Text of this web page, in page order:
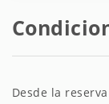
Desde la